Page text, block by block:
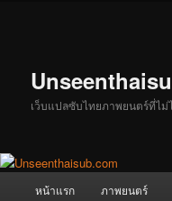
เว็บแปลซับไทยภาพยนตร์ที่ไม่
หน้าแรก ภาพยนตร์